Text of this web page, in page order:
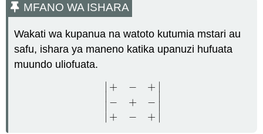
MFANO WA ISHARA
Wakati wa kupanua na watoto kutumia mstari au
safu, ishara ya maneno katika upanuzi hufuata
muundo uliofuata.
∣
+
−
+
−
+
−
+
−
+ ∣
| +− −+ +− +